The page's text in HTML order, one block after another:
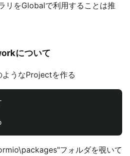
リをGlobalで利用することは推
について
ようなProjectを作る
フォルダを覗いて